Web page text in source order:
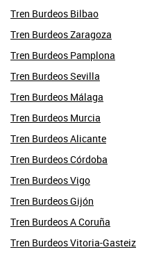
Tren Burdeos Bilbao
Tren Burdeos Zaragoza
Tren Burdeos Pamplona
Tren Burdeos Sevilla
Tren Burdeos Málaga
Tren Burdeos Murcia
Tren Burdeos Alicante
Tren Burdeos Córdoba
Tren Burdeos Vigo
Tren Burdeos Gijón
Tren Burdeos A Coruña
Tren Burdeos Vitoria-Gasteiz